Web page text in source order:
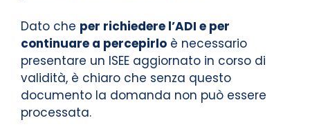
Dato che per richiedere l’ADI e per
continuare a percepirlo è necessario
presentare un ISEE aggiornato in corso di
validità, è chiaro che senza questo
documento la domanda non può essere
processata.